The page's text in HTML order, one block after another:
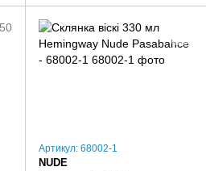
Артикул: 68002-1
NUDE